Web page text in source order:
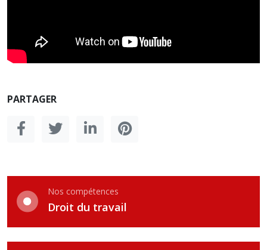
PARTAGER
Nos compétences
Droit du travail